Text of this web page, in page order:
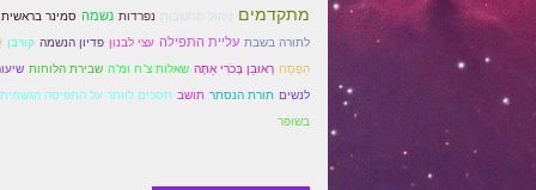
מתקדמים ניהול מחשבות נפרדות נשמה סמינר בראשית
לתורה בשבת עליית התפילה עצי לבנון פדיון הנשמה קורבן
הַפֶּסַח רְאוּבֵן בְּכֹרִי אַתָּה שאלות צ"ח ומ"ה שבירת הלוחות
לנשים תורת הנסתר תושב תסכים לוותר על התפיסה הגשמית
בשופר